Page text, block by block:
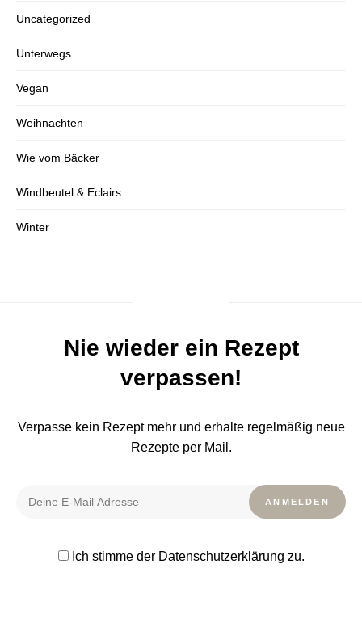
Uncategorized
Unterwegs
Vegan
Weihnachten
Wie vom Bäcker
Windbeutel & Eclairs
Winter
Nie wieder ein Rezept
verpassen!
Verpasse kein Rezept mehr und erhalte regelmäßig neue
Rezepte per Mail.
Ich stimme der Datenschutzerklärung zu.